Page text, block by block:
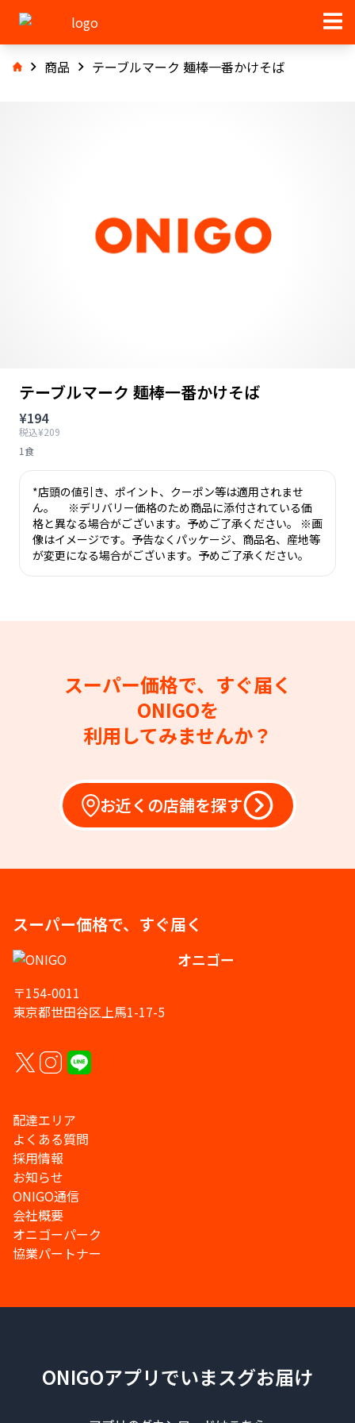
商品 テーブルマーク 麺棒一番かけそば
テーブルマーク 麺棒一番かけそば
¥194
税込¥209
1食
*店頭の値引き、ポイント、クーポン等は適用されませ
ん。 ※デリバリー価格のため商品に添付されている価
格と異なる場合がございます。予めご了承ください。 ※画
像はイメージです。予告なくパッケージ、商品名、産地等
が変更になる場合がございます。予めご了承ください。
スーパー価格で、すぐ届く
ONIGOを
利用してみませんか？
お近くの店舗を探す
スーパー価格で、すぐ届く
オニゴー
〒154-0011
東京都世田谷区上馬1-17-5
配達エリア
よくある質問
採用情報
お知らせ
ONIGO通信
会社概要
オニゴーパーク
協業パートナー
ONIGOアプリでいまスグお届け